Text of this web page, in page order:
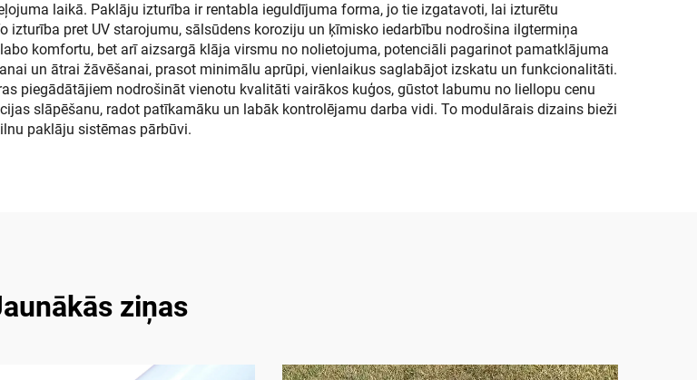
laikā. Paklāju izturība ir rentabla ieguldījuma forma, jo tie izgatavoti, lai izturētu
pret UV starojumu, sālsūdens koroziju un ķīmisko iedarbību nodrošina ilgtermiņa
komfortu, bet arī aizsargā klāja virsmu no nolietojuma, potenciāli pagarinot pamatklājuma
un ātrai žāvēšanai, prasot minimālu aprūpi, vienlaikus saglabājot izskatu un funkcionalitāti.
piegādātājiem nodrošināt vienotu kvalitāti vairākos kuģos, gūstot labumu no liellopu cenu
slāpēšanu, radot patīkamāku un labāk kontrolējamu darba vidi. To modulārais dizains bieži
paklāju sistēmas pārbūvi.
ziņas